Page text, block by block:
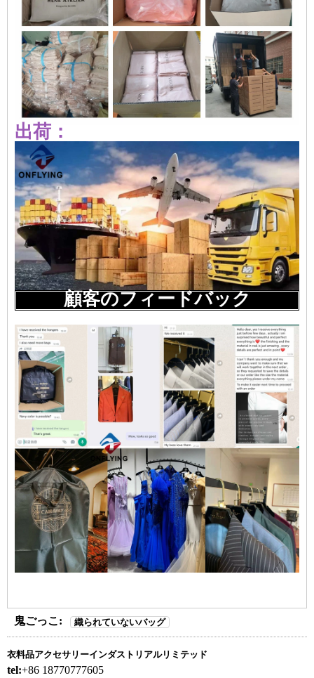
出荷：
顧客のフィードバック
鬼ごっこ: 織られていないバッグ
衣料品アクセサリーインダストリアルリミテッド
tel:+86 18770777605